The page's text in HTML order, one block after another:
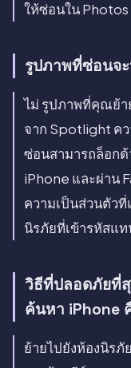
ให้ซ่อนใน
รูปภาพที่ซ่อนจ
ไม่ รูปภาพที่คุณย้า
จาก Spotlight ค
ซ่อนสามารถล็อก
iPhone และผ่าน
ความเป็นส่วนตัวที่
นิรภัยที่เข้ารหัสแ
วิธีที่ปลอดภัยที่
ค้นหา iPhone
ย้ายไปยังห้องนิร